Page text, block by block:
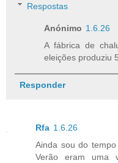
Respostas
Anónimo 1.6.26
A fábrica de
eleições produziu
Responder
Rfa 1.6.26
Ainda sou do
Verão eram uma